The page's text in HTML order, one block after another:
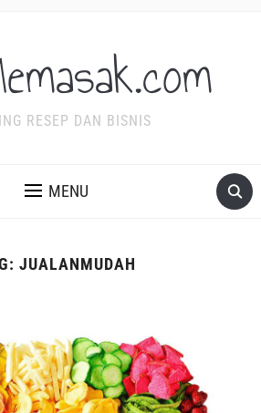
RESEP DAN BISNIS
MENU
JUALANMUDAH